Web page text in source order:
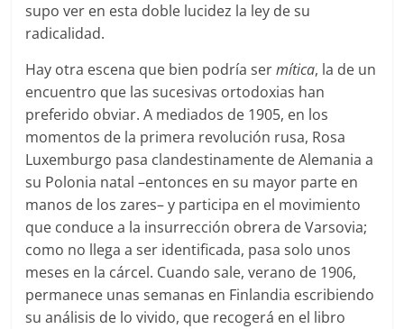
supo ver en esta doble lucidez la ley de su
radicalidad.
Hay otra escena que bien podría sermítica, la de un
encuentro que las sucesivas ortodoxias han
preferido obviar. A mediados de 1905, en los
momentos de la primera revolución rusa, Rosa
Luxemburgo pasa clandestinamente de Alemania a
su Polonia natal –entonces en su mayor parte en
manos de los zares– y participa en el movimiento
que conduce a la insurrección obrera de Varsovia;
como no llega a ser identificada, pasa solo unos
meses en la cárcel. Cuando sale, verano de 1906,
permanece unas semanas en Finlandia escribiendo
su análisis de lo vivido, que recogerá en el libro